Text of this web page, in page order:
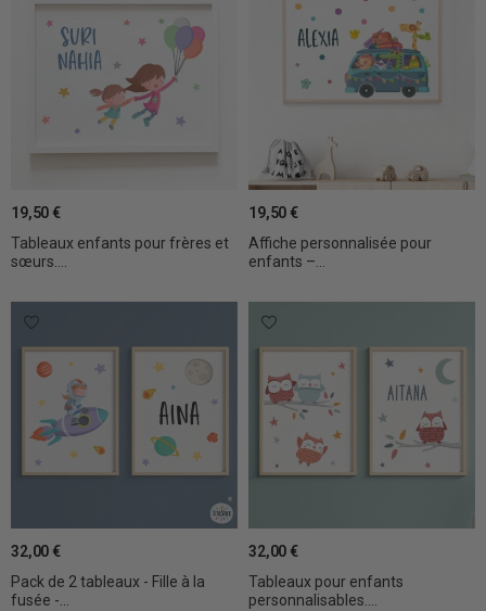
Tableaux enfants pour frères et
sœurs....
19,50 €
Affiche personnalisée pour
enfants –...
19,50 €
Pack de 2 tableaux - Fille à la
fusée -...
32,00 €
Tableaux pour enfants
personnalisables....
32,00 €